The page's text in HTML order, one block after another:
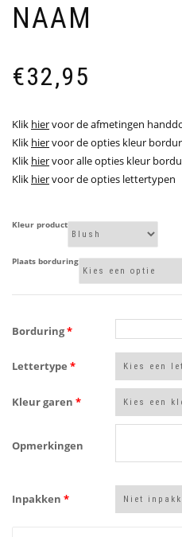
NAAM
€32,95
Klik hiervoor de afmetingen
Klik hiervoor de opties kleur
Klik hiervoor alle opties kleur
Klik hiervoor de opties lettertypen
Kleur product
Plaats borduring
Borduring*
Lettertype *
Kleur garen *
Opmerkingen
Inpakken *